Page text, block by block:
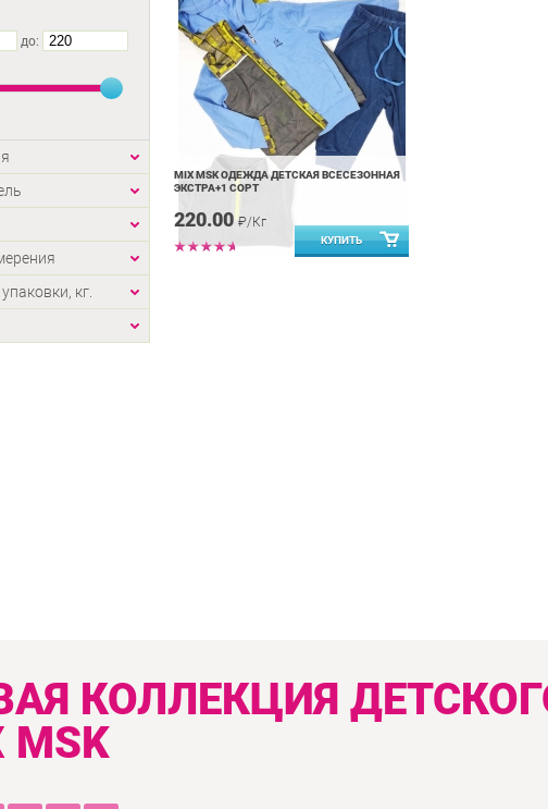
до:
кг.
MIX MSK ОДЕЖДА ДЕТСКАЯ ВСЕСЕЗОННАЯ
ЭКСТРА+1 СОРТ
220.00₽/Кг
КОЛЛЕКЦИЯ
MSK